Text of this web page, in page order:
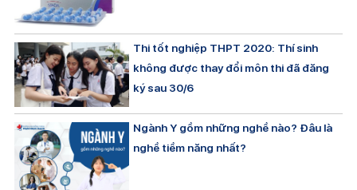
Thi tốt nghiệp THPT 2020: Thí sinh
không được thay đổi môn thi đã đăng
ký sau 30/6
Ngành Y gồm những nghề nào? Đâu là
nghề tiềm năng nhất?